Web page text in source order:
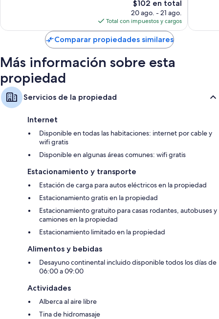
Refrigeradores, microondas y camas infantiles gratuitas
El
precio
actual
es
de
$102
$102 en total
20 ago. - 21 ago.
Total con impuestos y cargos
Comparar propiedades similares
Más información sobre esta
propiedad
Servicios de la propiedad
Internet
Disponible en todas las habitaciones: internet por cable y
wifi gratis
Disponible en algunas áreas comunes: wifi gratis
Estacionamiento y transporte
Estación de carga para autos eléctricos en la propiedad
Estacionamiento gratis en la propiedad
Estacionamiento gratuito para casas rodantes, autobuses y
camiones en la propiedad
Estacionamiento limitado en la propiedad
Alimentos y bebidas
Desayuno continental incluido disponible todos los días de
06:00 a 09:00
Actividades
Alberca al aire libre
Tina de hidromasaje